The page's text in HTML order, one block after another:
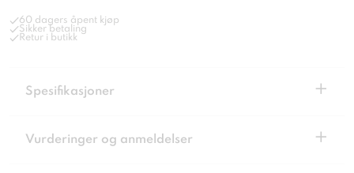
60 dagers åpent kjøp
Sikker betaling
Retur i butikk
Spesifikasjoner +
Vurderinger og anmeldelser +